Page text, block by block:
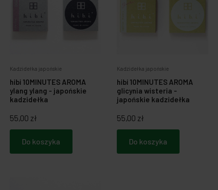
Kadzidełka japońskie
hibi 10MINUTES AROMA
ylang ylang - japońskie
kadzidełka
55,00 zł
Do koszyka
Kadzidełka japońskie
hibi 10MINUTES AROMA
glicynia wisteria -
japońskie kadzidełka
55,00 zł
Do koszyka